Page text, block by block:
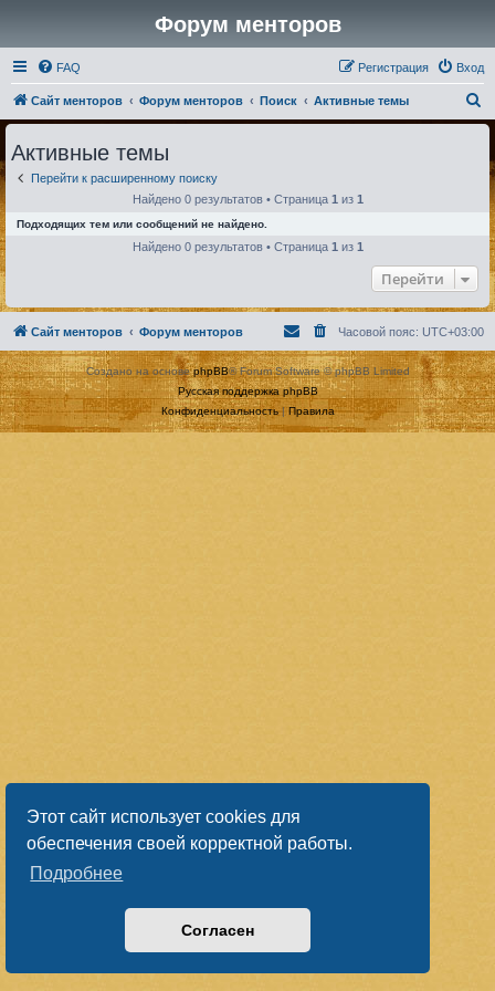
Этот сайт использует cookies для
обеспечения своей корректной работы.
Подробнее
Согласен
Форум менторов
FAQ Вход
Регистрация
Сайт менторов Форум менторов Поиск Активные темы
о
Активные темы
Перейти к расширенному поиску
Найдено 0 результатов • Страница 1 из 1
Подходящих тем или сообщений не найдено.
Найдено 0 результатов • Страница 1 из 1
Перейти
Сайт менторов Форум менторов Часовой пояс: UTC+03:00
Создано на основеphpBB® Forum Software © phpBB Limited
Русская поддержка phpBB
Конфиденциальность| Правила